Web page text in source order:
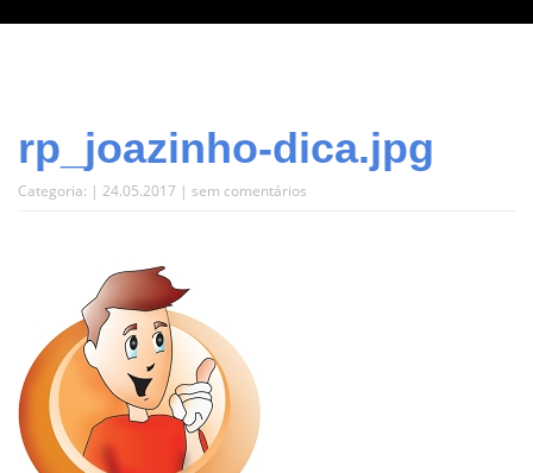
rp_joazinho-dica.jpg
Categoria: | 24.05.2017 | sem comentários